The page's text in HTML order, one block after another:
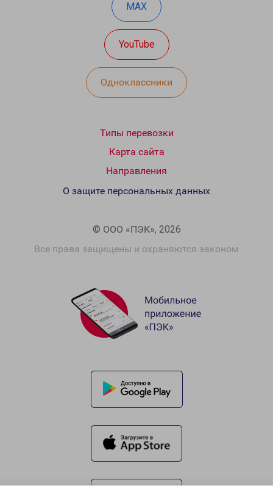
MAX
YouTube
Одноклассники
Типы перевозки
Карта сайта
Направления
© ООО «ПЭК», 2026
Все права защищены и охраняются законом
О защите персональных данных